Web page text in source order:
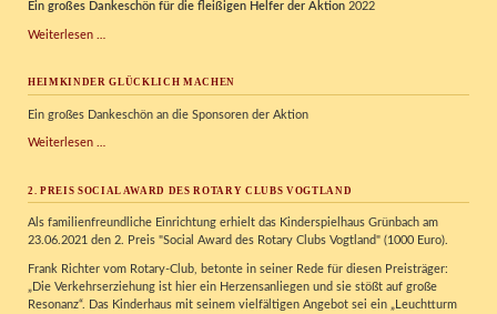
Ein großes Dankeschön für die fleißigen Helfer der Aktion2022
Weiterlesen …
HEIMKINDER GLÜCKLICH MACHEN
Ein großes Dankeschön an die Sponsoren der Aktion
Weiterlesen …
2. PREIS SOCIAL AWARD DES ROTARY CLUBS VOGTLAND
Als familienfreundliche Einrichtung erhielt das Kinderspielhaus Grünbach am
23.06.2021 den 2. Preis "Social Award des Rotary Clubs Vogtland" (1000 Euro).
Frank Richter vom Rotary-Club, betonte in seiner Rede für diesen Preisträger:
„Die Verkehrserziehung ist hier ein Herzensanliegen und sie stößt auf große
Resonanz“. Das Kinderhaus mit seinem vielfältigen Angebot sei ein „Leuchtturm